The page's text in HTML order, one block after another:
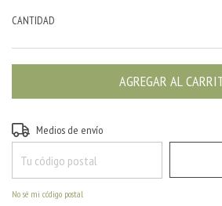
CANTIDAD
Entregas para el CP:
Medios de envío
No sé mi código postal